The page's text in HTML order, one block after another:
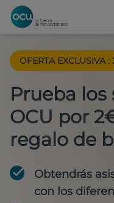
OFERTA EXCLUSIVA :
Prueba los
OCU por
regalo de
Obtendrás
con los